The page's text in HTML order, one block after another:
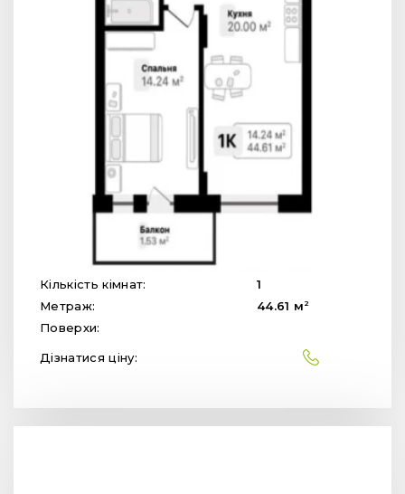
Кількість кімнат:
1
Метраж:
44.61 м 2
Поверхи:
Дізнатися ціну: